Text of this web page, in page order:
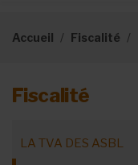
Accueil Fiscalité
Fiscalité
LA TVA DES ASBL